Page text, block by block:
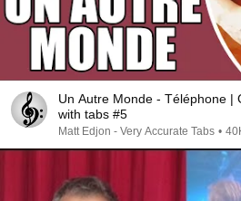
Un Autre Monde - Téléphone |
with tabs #5
Matt Edjon - Very Accurate Tabs •